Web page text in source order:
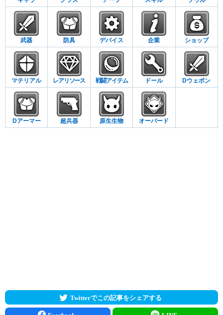
武器 防具 デバイス 企業 ショップ
マテリアル レアリソース 戦闘アイテム ドール Dウェポン
Dアーマー 超兵器 原生生物 オーバード
Twitterでこの記事をシェアする